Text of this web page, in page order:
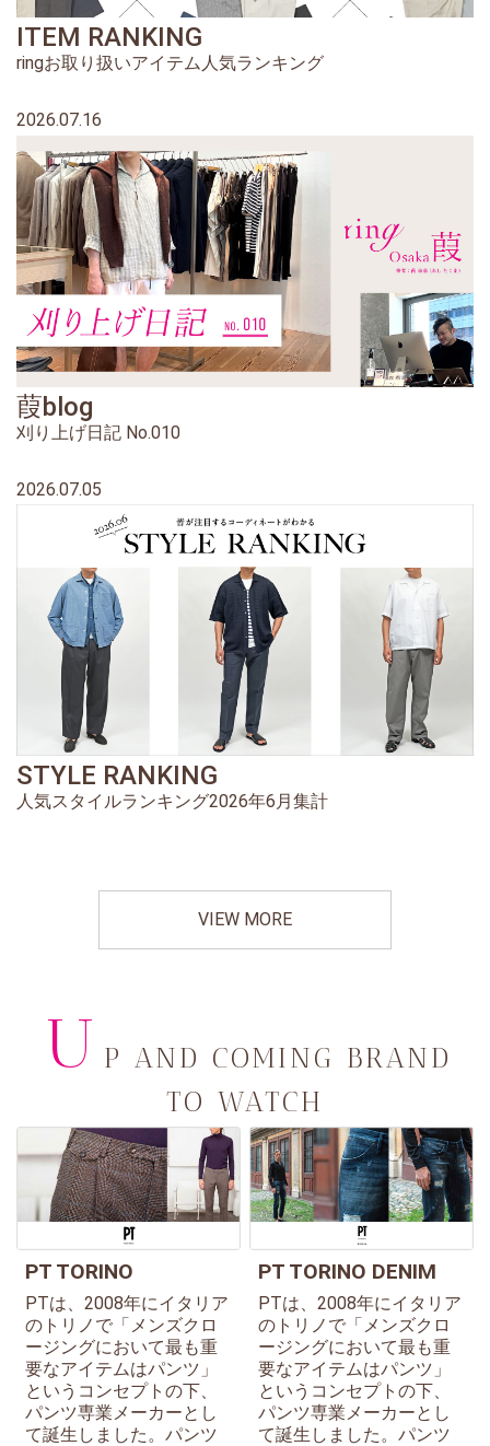
ITEM RANKING
ringお取り扱いアイテム人気ランキング
2026.07.16
葭blog
刈り上げ日記 No.010
2026.07.05
STYLE RANKING
人気スタイルランキング2026年6月集計
VIEW MORE
U P AND COMING BRAND
TO WATCH
PT TORINO
PTは、2008年にイタリア
のトリノで「メンズクロ
ージングにおいて最も重
要なアイテムはパンツ」
というコンセプトの下、
パンツ専業メーカーとし
て誕生しました。パンツ
PT TORINO DENIM
PTは、2008年にイタリア
のトリノで「メンズクロ
ージングにおいて最も重
要なアイテムはパンツ」
というコンセプトの下、
パンツ専業メーカーとし
て誕生しました。パンツ